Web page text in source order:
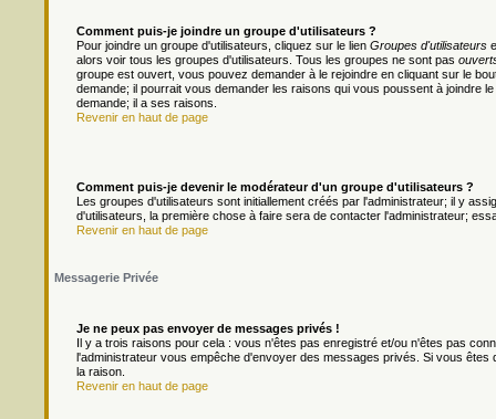
Comment puis-je joindre un groupe d'utilisateurs ?
Pour joindre un groupe d'utilisateurs, cliquez sur le lien Groupes d'utilisateurs
alors voir tous les groupes d'utilisateurs. Tous les groupes ne sont pas
groupe est ouvert, vous pouvez demander à le rejoindre en cliquant sur le
demande; il pourrait vous demander les raisons qui vous poussent à joindre
demande; il a ses raisons.
Revenir en haut de page
Comment puis-je devenir le modérateur d'un groupe d'utilisateurs ?
Les groupes d'utilisateurs sont initiallement créés par l'administrateur; il y
d'utilisateurs, la première chose à faire sera de contacter l'administrateur;
Revenir en haut de page
Messagerie Privée
Je ne peux pas envoyer de messages privés !
Il y a trois raisons pour cela : vous n'êtes pas enregistré et/ou n'êtes pas
l'administrateur vous empêche d'envoyer des messages privés. Si vous
la raison.
Revenir en haut de page